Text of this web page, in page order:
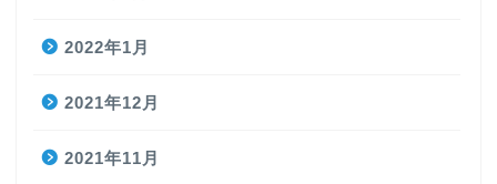
2022年1月
2021年12月
2021年11月